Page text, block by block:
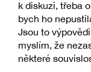
k diskuzi, třeba
bych ho
Jsou to
myslím, že
některé